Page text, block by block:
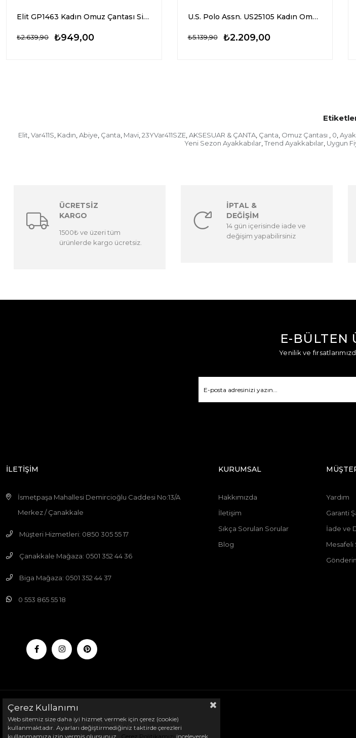
Elit GP1463 Kadın Omuz Çantası Siyah
₺949,00
₺2.639,90
U.S. Polo Assn. US25105 Kadın Omuz Çantası Siyah
₺2.209,00
₺5.139,90
Elit, Var411S, Kadın, Abiye, Çanta, Mavi, 23YVar411SZE, AKSESUAR & ÇANTA, Çanta, Omuz Çantası , 0,
Yeni Sezon Ayakkabılar, Trend Ayakkabılar, Uygun
ÜCRETSİZ
KARGO
1500₺ ve üzeri tüm
ürünlerde kargo ücretsiz.
İPTAL &
DEĞİŞİM
14 gün içerisinde iade ve
değişim yapabilirsiniz
E-BÜLTEN
Yenilik ve
İLETİŞİM
İsmetpaşa Mahallesi Demircioğlu Caddesi No:13/A
Merkez / Çanakkale
Müşteri Hizmetleri: 0850 305 55 17
Çanakkale Mağaza: 0501 352 44 36
Biga Mağaza: 0501 352 44 37
0 553 865 55 18
KURUMSAL
Hakkımızda
İletişim
Sıkça Sorulan Sorular
Blog
Yardım
Garanti
İade ve
Mesafeli
© 2020 Ayakkabı Fuarı Elit- Tüm hakları saklıdır.
Çerez Kullanımı
Web sitemiz size daha iyi hizmet vermek için çerez (cookie)
kullanmaktadır. Ayarları değiştirmediğiniz taktirde çerezleri
kullanmamıza izin vermiş olursunuz.
Çerez Politikamızı inceleyerek